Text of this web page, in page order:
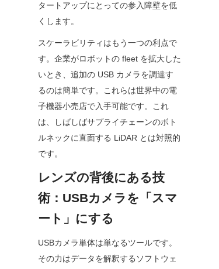
タートアップにとっての参入障壁を低
くします。
スケーラビリティはもう一つの利点で
す。企業がロボットの fleet を拡大した
いとき、追加の USB カメラを調達す
るのは簡単です。これらは世界中の電
子機器小売店で入手可能です。これ
は、しばしばサプライチェーンのボト
ルネックに直面する LiDAR とは対照的
です。
レンズの背後にある技
術：USBカメラを「スマ
ート」にする
USBカメラ単体は単なるツールです。
その力はデータを解釈するソフトウェ